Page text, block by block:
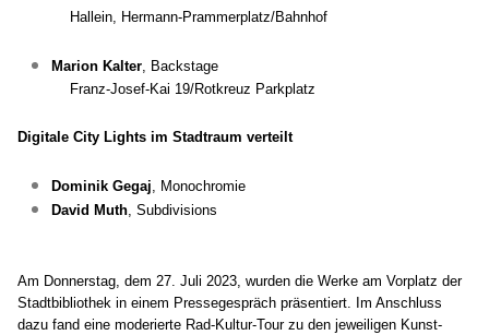
Hallein, Hermann-Prammerplatz/Bahnhof
Marion Kalter, Backstage
Franz-Josef-Kai 19/Rotkreuz Parkplatz
Digitale City Lights im Stadtraum verteilt
Dominik Gegaj, Monochromie
David Muth, Subdivisions
Am Donnerstag, dem 27. Juli 2023, wurden die Werke am Vorplatz der
Stadtbibliothek in einem Pressegespräch präsentiert. Im Anschluss
dazu fand eine moderierte Rad-Kultur-Tour zu den jeweiligen Kunst-